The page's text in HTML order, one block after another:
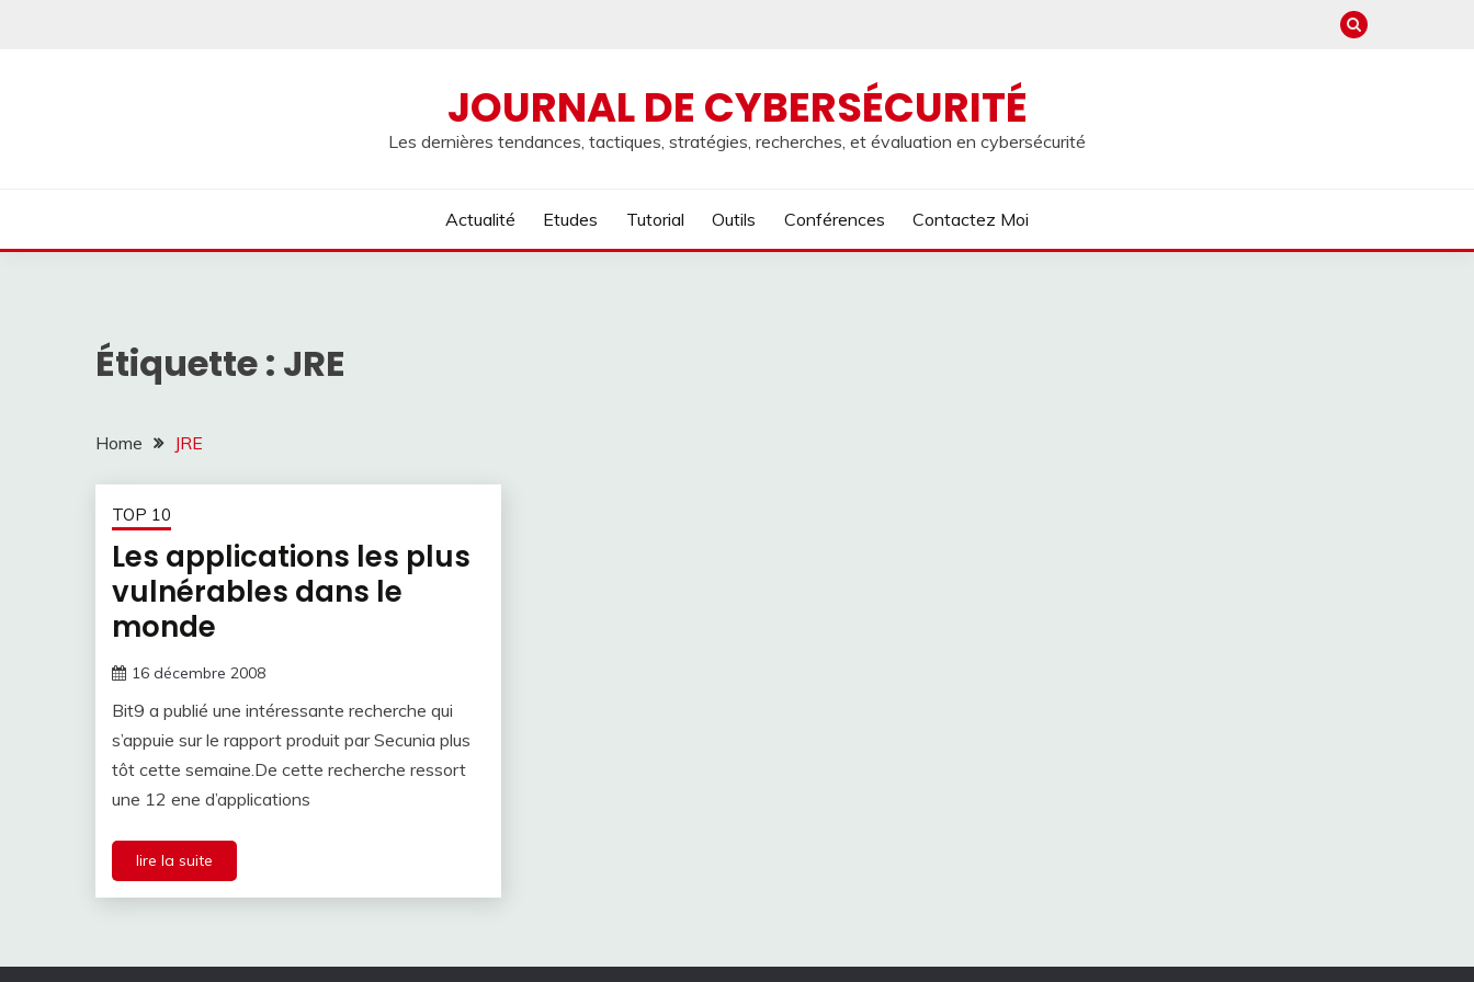
JOURNAL DE CYBERSÉCURITÉ
Les dernières tendances, tactiques, stratégies, recherches, et évaluation en cybersécurité
Actualité Etudes Tutorial Outils Conférences Contactez Moi
Étiquette : JRE
Home JRE
TOP 10
Les applications les plus
vulnérables dans le
monde
16 décembre 2008
Bit9 a publié une intéressante recherche qui
s’appuie sur le rapport produit par Secunia plus
tôt cette semaine.De cette recherche ressort
une 12 ene d’applications
lire la suite